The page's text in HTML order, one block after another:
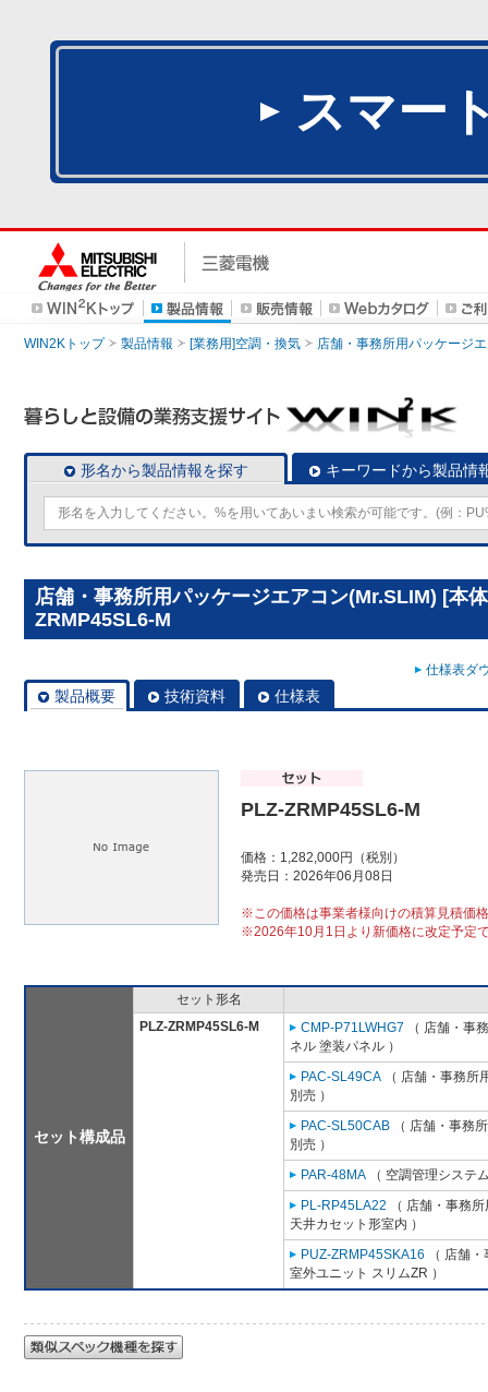
スマー
WIN2Kトップ 製品情報 [業務用]空調・換気 店舗・事務所用パッケージ
形名から製品情報を探す キーワードから製品情
店舗・事務所用パッケージエアコン(Mr.SLIM) [本
ZRMP45SL6-M
仕様表ダ
製品概要 技術資料 仕様表
PLZ-ZRMP45SL6-M
価格：1,282,000円（税別）
発売日：2026年06月08日
※この価格は事業者様向けの積算見積価
※2026年10月1日より新価格に改定予定
セット構成品
セット形名
PLZ-ZRMP45SL6-M
CMP-P71LWHG7 （ 店舗・事
ネル 塗装パネル ）
PAC-SL49CA （ 店舗・事務所
別売 ）
PAC-SL50CAB （ 店舗・事務
別売 ）
PAR-48MA （ 空調管理システ
PL-RP45LA22 （ 店舗・事務
天井カセット形室内 ）
PUZ-ZRMP45SKA16 （ 店舗
室外ユニット スリムZR ）